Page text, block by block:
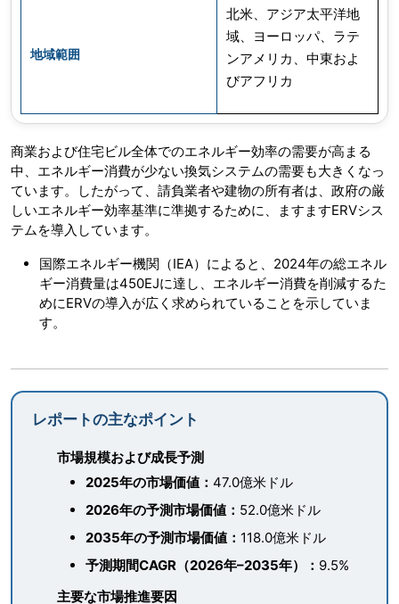
地域範囲
北米、アジア太平洋地
域、ヨーロッパ、ラテ
ンアメリカ、中東およ
びアフリカ
商業および住宅ビル全体でのエネルギー効率の需要が高まる
中、エネルギー消費が少ない換気システムの需要も大きくなっ
ています。したがって、請負業者や建物の所有者は、政府の厳
しいエネルギー効率基準に準拠するために、ますますERVシス
テムを導入しています。
国際エネルギー機関（IEA）によると、2024年の総エネル
ギー消費量は450EJに達し、エネルギー消費を削減するた
めにERVの導入が広く求められていることを示していま
す。
レポートの主なポイント
市場規模および成長予測
2025年の市場価値： 47.0億米ドル
2026年の予測市場価値： 52.0億米ドル
2035年の予測市場価値： 118.0億米ドル
予測期間CAGR（2026年–2035年）： 9.5%
主要な市場推進要因